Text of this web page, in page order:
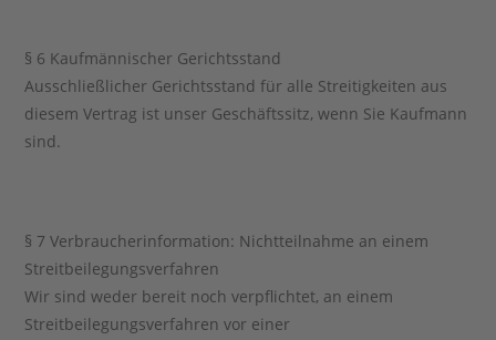
§ 6 Kaufmännischer Gerichtsstand
Ausschließlicher Gerichtsstand für alle Streitigkeiten aus
diesem Vertrag ist unser Geschäftssitz, wenn Sie Kaufmann
sind.
§ 7 Verbraucherinformation: Nichtteilnahme an einem
Streitbeilegungsverfahren
Wir sind weder bereit noch verpflichtet, an einem
Streitbeilegungsverfahren vor einer